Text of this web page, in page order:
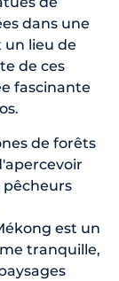
dans une
un lieu de
de ces
fascinante
de forêts
pêcheurs
est un
tranquille,